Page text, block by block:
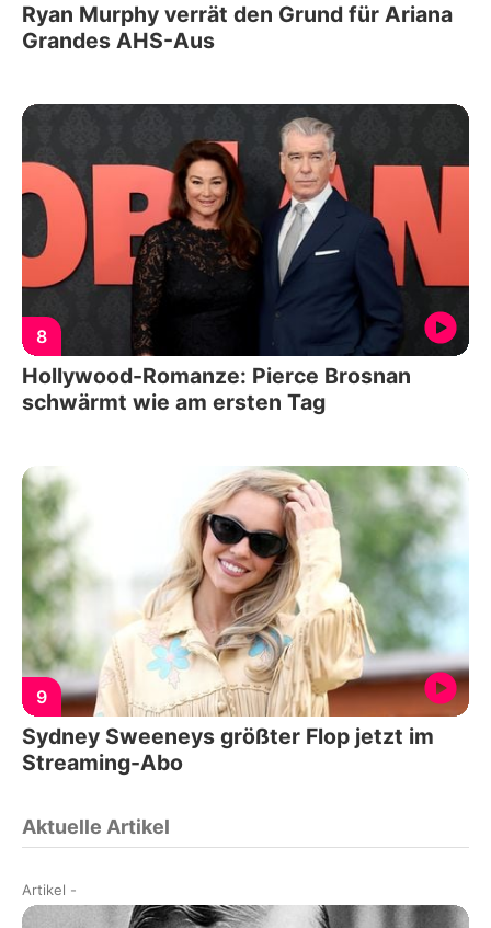
Ryan Murphy verrät den Grund für Ariana
Grandes AHS-Aus
8
Hollywood-Romanze: Pierce Brosnan
schwärmt wie am ersten Tag
9
Sydney Sweeneys größter Flop jetzt im
Streaming-Abo
Aktuelle Artikel
Artikel -